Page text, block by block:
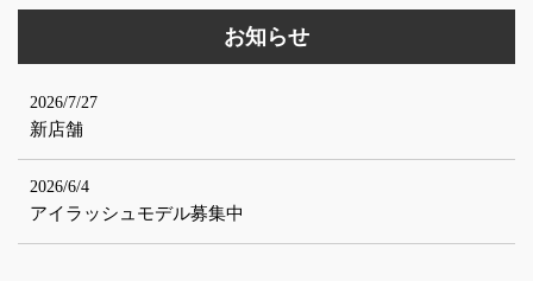
お知らせ
2026/7/27
新店舗
2026/6/4
アイラッシュモデル募集中